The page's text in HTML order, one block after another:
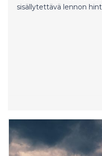
sisällytettävä lennon